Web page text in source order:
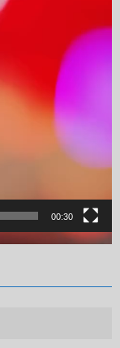
00:30